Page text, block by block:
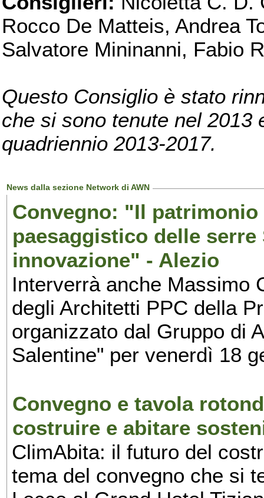
Rocco De Matteis, Andrea
Salvatore Mininanni, Fabio
Questo Consiglio è stato
che si sono tenute nel 2013
quadriennio 2013-2017.
News dalla sezione Network di AWN
Convegno: "Il
paesaggistico delle
innovazione" - Alezio
Interverrà anche Massimo
degli Architetti PPC della
organizzato dal Gruppo di
Salentine" per venerdì 18
Convegno e tavola
costruire e abitare
ClimAbita: il futuro del
tema del convegno che si